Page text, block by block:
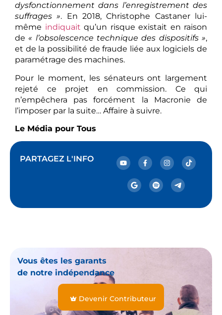
dysfonctionnement dans l’enregistrement des
suffrages ». En 2018, Christophe Castaner lui-
même indiquait qu’un risque existait en raison
de « l’obsolescence technique des dispositifs »,
et de la possibilité de fraude liée aux logiciels de
paramétrage des machines.
Pour le moment, les sénateurs ont largement
rejeté ce projet en commission. Ce qui
n’empêchera pas forcément la Macronie de
l’imposer par la suite… Affaire à suivre.
Le Média pour Tous
PARTAGEZ L'INFO
Vous êtes les garants
de notre indépendance
Devenir Contributeur